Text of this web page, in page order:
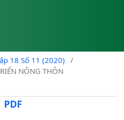
18 Số 11 (2020)
/
NÔNG THÔN
PDF